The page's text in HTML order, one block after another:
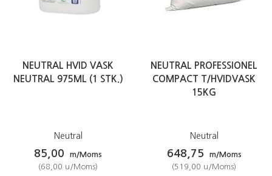
NEUTRAL HVID VASK
NEUTRAL 975ML (1 STK.)
Neutral
85,00
m/Moms
(68,00 u/Moms)
NEUTRAL PROFESSIONEL
COMPACT T/HVIDVASK
15KG
Neutral
648,75
m/Moms
(519,00 u/Moms)